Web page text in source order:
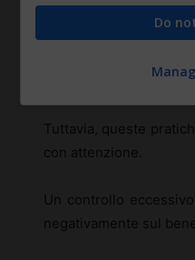
complessa ma cruciale.
Le aziende cercano
l’implementazione di
Tuttavia, queste
con attenzione.
Un controllo
negativamente sul
Do